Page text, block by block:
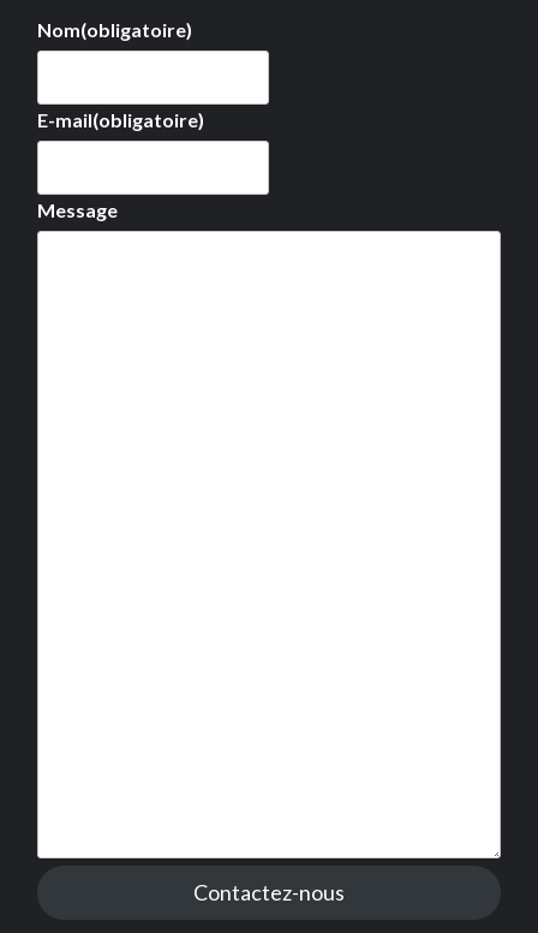
Nom(obligatoire)
E-mail(obligatoire)
Message
Contactez-nous